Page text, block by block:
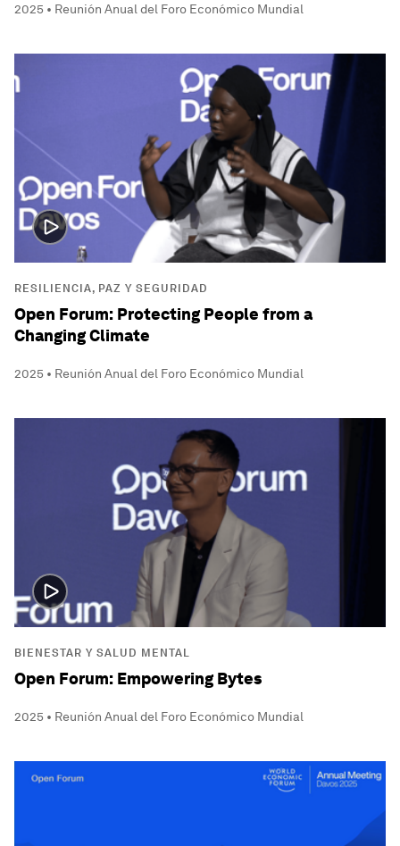
2025 • Reunión Anual del Foro Económico Mundial
RESILIENCIA, PAZ Y SEGURIDAD
Open Forum: Protecting People from a
Changing Climate
2025 • Reunión Anual del Foro Económico Mundial
BIENESTAR Y SALUD MENTAL
Open Forum: Empowering Bytes
2025 • Reunión Anual del Foro Económico Mundial